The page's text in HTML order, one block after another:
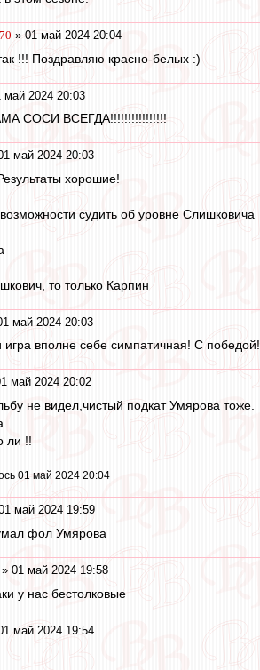
» 01 май 2024 20:04
!!! Поздравляю красно-белых :)
май 2024 20:03
СОСИ ВСЕГДА!!!!!!!!!!!!!!!!
май 2024 20:03
хорошие!
судить об уровне Слишковича
то только Карпин
май 2024 20:03
игра вполне себе симпатичная! С победой!
май 2024 20:02
не видел,чистый подкат Умярова тоже.
ли !!
01 май 2024 20:04
май 2024 19:59
фол Умярова
» 01 май 2024 19:58
у нас бестолковые
май 2024 19:54